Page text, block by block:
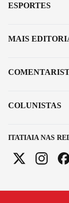
ITATIAIA NAS
ESPORTES
MAIS
COLUNISTAS